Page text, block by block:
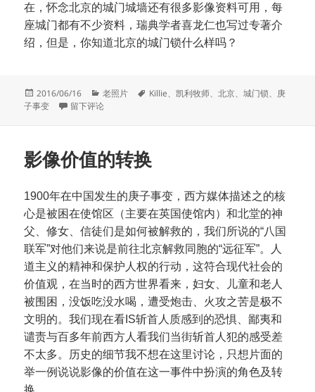
在，怀念北京的城门城墙还有很多影像资料可用，每
座城门都有不少资料，瑞典学者喜龙仁也写过专著介
绍，但是，你知道北京的城门锁什么样吗？
发
布
2016/06/16
分
类
老照片
标
Killie、凯利牧师、北京、城门锁、 庚
子事变
于北京的城门锁
留下评论
影像价值的转换
1900年在中国发生的庚子事变，西方媒体描述之的核
心是被困在使馆区（主要在英国使馆内）和北堂的神
父、修女、信徒们是如何被解救的，我们所说的“八国
联军”对他们来说是前往北京解救同胞的“远征军”。人
道主义的精神和保护人权的行动，这符合现代社会的
价值观，在当时的西方世界看来，妇女、儿童和老人
被围困，没饭吃没水喝，遭受炮击、火攻之苦是极不
文明的。我们现在看IS斩首人质感到的恐惧、鄙夷和
谴责与百多年前西方人看我们当街斩首人犯的感受差
不太多。历史的细节我不想在这里讨论，只想片面的
举一例说说影像的价值在这一事件中扮演的角色及转
换。